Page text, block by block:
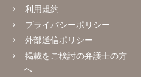
利用規約
プライバシーポリシー
外部送信ポリシー
掲載をご検討の弁護士の方
へ